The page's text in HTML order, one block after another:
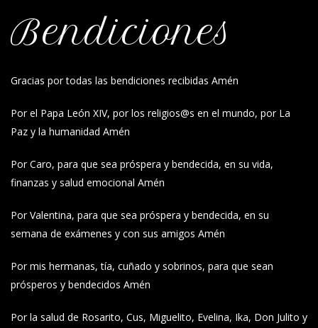
Bendiciones
Gracias por todas las bendiciones recibidas Amén
Por el Papa León XIV, por los religios@s en el mundo, por La
Paz y la humanidad Amén
Por Caro, para que sea próspera y bendecida, en su vida,
finanzas y salud emocional Amén
Por Valentina, para que sea próspera y bendecida, en su
semana de exámenes y con sus amigos Amén
Por mis hermanas, tía, cuñado y sobrinos, para que sean
prósperos y bendecidos Amén
Por la salud de Rosarito, Cus, Miguelito, Evelina, Ika, Don Julito y